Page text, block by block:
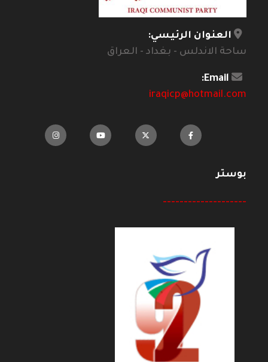
العنوان الرئيسي:
ساحة الاندلس - بغداد - العراق
Email:
iraqicp@hotmail.com
بوستر
--------------------